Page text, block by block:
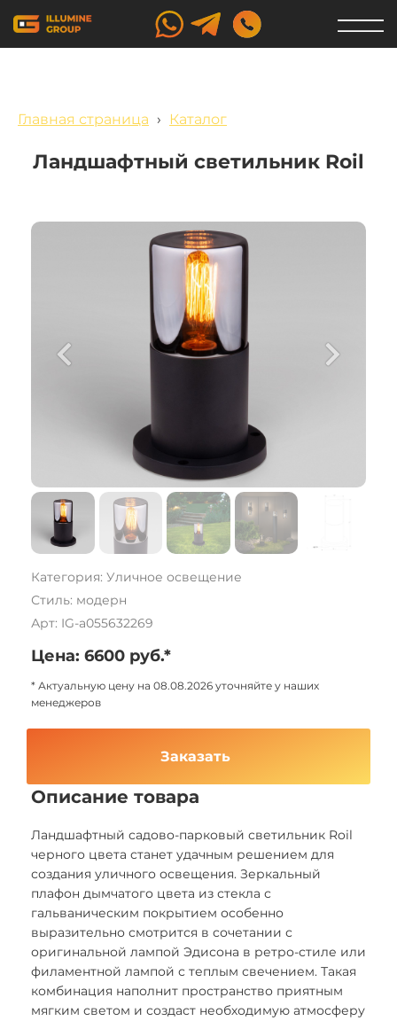
Главная страница › Каталог
Ландшафтный светильник Roil
Категория: Уличное освещение
Стиль: модерн
Арт: IG-a055632269
Цена: 6600 руб.*
* Актуальную цену на 08.08.2026 уточняйте у наших
менеджеров
Заказать
Описание товара
Ландшафтный садово-парковый светильник Roil
черного цвета станет удачным решением для
создания уличного освещения. Зеркальный
плафон дымчатого цвета из стекла с
гальваническим покрытием особенно
выразительно смотрится в сочетании с
оригинальной лампой Эдисона в ретро-стиле или
филаментной лампой с теплым свечением. Такая
комбинация наполнит пространство приятным
мягким светом и создаст необходимую атмосферу